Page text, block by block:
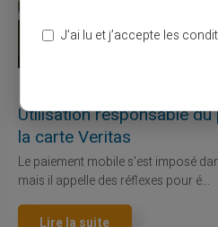
Utilisation responsable
la carte Veritas
Le paiement mobile s'est imposé
mais il appelle des réflexes pour é...
J’ai lu et j’accepte les